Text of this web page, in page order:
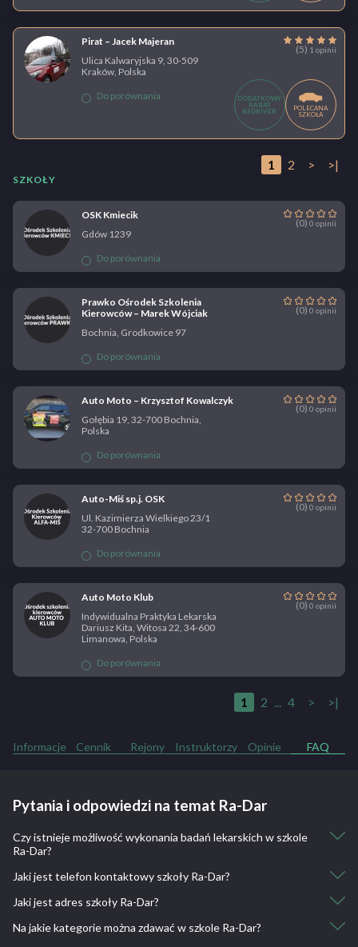
Pirat – Jacek Majeran
(5) 1 opinii
Ulica Kalwaryjska 9, 30-509
Kraków, Polska
Do porównania
DODATKOWY
RABAT
BEDRIVER
POLECANA
SZKOŁA
1 2 > >|
SZKOŁY
OSK Kmiecik
(0) 0 opinii
Gdów 1239
Do porównania
Prawko Ośrodek Szkolenia
Kierowców – Marek Wójciak
(0) 0 opinii
Bochnia, Grodkowice 97
Do porównania
Auto Moto – Krzysztof Kowalczyk
(0) 0 opinii
Gołębia 19, 32-700 Bochnia,
Polska
Do porównania
Auto-Miś sp.j. OSK
(0) 0 opinii
Ul. Kazimierza Wielkiego 23/1
32-700 Bochnia
Do porównania
Auto Moto Klub
(0) 0 opinii
Indywidualna Praktyka Lekarska
Dariusz Kita, Witosa 22, 34-600
Limanowa, Polska
Do porównania
1 2 ... 4 > >|
Informacje Cennik Rejony Instruktorzy Opinie FAQ
Pytania i odpowiedzi na temat Ra-Dar
Czy istnieje możliwość wykonania badań lekarskich w szkole
Ra-Dar?
Nie, nie ma takiej możliwości.
Jaki jest telefon kontaktowy szkoły Ra-Dar?
509 016 607
Jaki jest adres szkoły Ra-Dar?
Kobylec 209, Bochnia
Na jakie kategorie można zdawać w szkole Ra-Dar?